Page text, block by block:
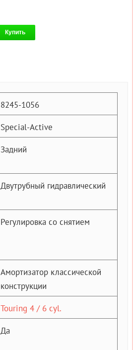
Купить
8245-1056
Special-Active
Задний
Двутрубный гидравлический
Регулировка со снятием
Амортизатор классической
конструкции
Touring 4 / 6 cyl.
Да